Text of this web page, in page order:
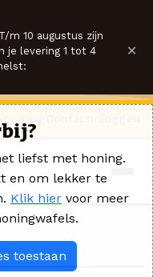
T/m 10 augustus zijn
je levering 1 tot 4
×
liefst met honing.
en om lekker te
Klik hier voor meer
toestaan